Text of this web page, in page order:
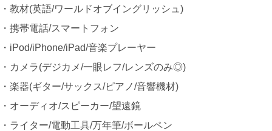
・教材(英語/ワールドオブイングリッシュ)
・携帯電話/スマートフォン
・iPod/iPhone/iPad/音楽プレーヤー
・カメラ(デジカメ/一眼レフ/レンズのみ◎)
・楽器(ギター/サックス/ピアノ/音響機材)
・オーディオ/スピーカー/望遠鏡
・ライター/電動工具/万年筆/ボールペン